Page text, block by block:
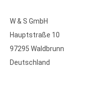
W & S GmbH
Hauptstraße 10
97295 Waldbrunn
Deutschland